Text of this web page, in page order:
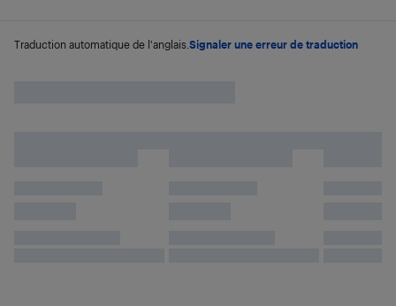
Traduction automatique de l'anglais. Signaler une erreur de traduction